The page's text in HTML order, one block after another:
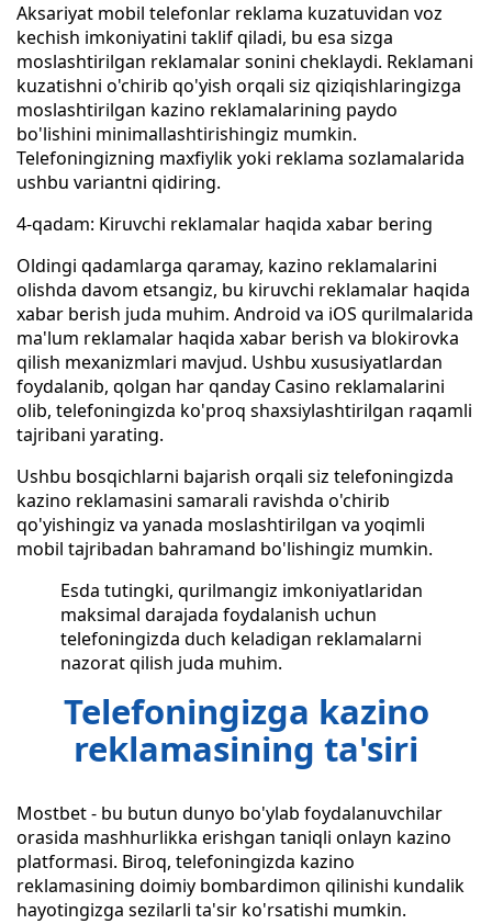
Aksariyat mobil telefonlar reklama kuzatuvidan voz
kechish imkoniyatini taklif qiladi, bu esa sizga
moslashtirilgan reklamalar sonini cheklaydi. Reklamani
kuzatishni o'chirib qo'yish orqali siz qiziqishlaringizga
moslashtirilgan kazino reklamalarining paydo
bo'lishini minimallashtirishingiz mumkin.
Telefoningizning maxfiylik yoki reklama sozlamalarida
ushbu variantni qidiring.
4-qadam: Kiruvchi reklamalar haqida xabar bering
Oldingi qadamlarga qaramay, kazino reklamalarini
olishda davom etsangiz, bu kiruvchi reklamalar haqida
xabar berish juda muhim. Android va iOS qurilmalarida
ma'lum reklamalar haqida xabar berish va blokirovka
qilish mexanizmlari mavjud. Ushbu xususiyatlardan
foydalanib, qolgan har qanday Casino reklamalarini
olib, telefoningizda ko'proq shaxsiylashtirilgan raqamli
tajribani yarating.
Ushbu bosqichlarni bajarish orqali siz telefoningizda
kazino reklamasini samarali ravishda o'chirib
qo'yishingiz va yanada moslashtirilgan va yoqimli
mobil tajribadan bahramand bo'lishingiz mumkin.
Esda tutingki, qurilmangiz imkoniyatlaridan
maksimal darajada foydalanish uchun
telefoningizda duch keladigan reklamalarni
nazorat qilish juda muhim.
Telefoningizga kazino
reklamasining ta'siri
Mostbet - bu butun dunyo bo'ylab foydalanuvchilar
orasida mashhurlikka erishgan taniqli onlayn kazino
platformasi. Biroq, telefoningizda kazino
reklamasining doimiy bombardimon qilinishi kundalik
hayotingizga sezilarli ta'sir ko'rsatishi mumkin.